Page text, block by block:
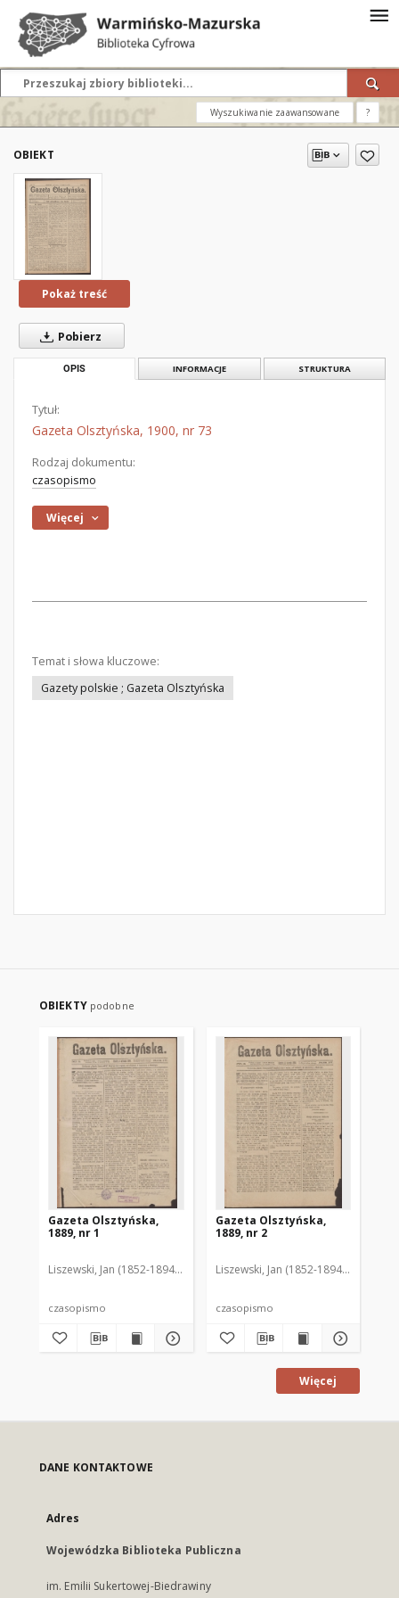
Wyszukiwanie zaawansowane ?
OBIEKT
Pokaż treść
Pobierz
OPIS INFORMACJE STRUKTURA
Tytuł:
Gazeta Olsztyńska, 1900, nr 73
Rodzaj dokumentu:
czasopismo
Więcej
Temat i słowa kluczowe:
Gazety polskie ; Gazeta Olsztyńska
OBIEKTY podobne
Gazeta Olsztyńska,
1889, nr 1
Liszewski, Jan (1852-1894). Red.
czasopismo
Gazeta Olsztyńska,
1889, nr 2
Liszewski, Jan (1852-1894). Red.
czasopismo
Więcej
DANE KONTAKTOWE
Adres
Wojewódzka Biblioteka Publiczna
im. Emilii Sukertowej-Biedrawiny